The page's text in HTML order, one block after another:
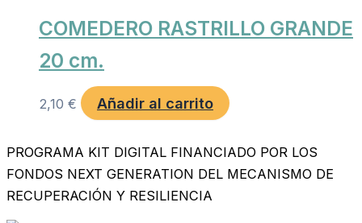
COMEDERO RASTRILLO GRANDE
20 cm.
2,10 € Añadir al carrito
PROGRAMA KIT DIGITAL FINANCIADO POR LOS
FONDOS NEXT GENERATION DEL MECANISMO DE
RECUPERACIÓN Y RESILIENCIA